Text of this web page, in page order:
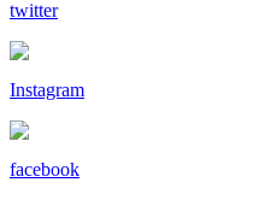
twitter
Instagram
facebook